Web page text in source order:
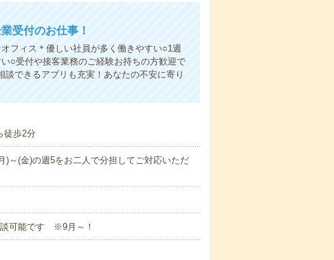
受付のお仕事！
フィス＊優しい社員が多く働きやすい○1週
○受付や接客業務のご経験お持ちの方歓迎で
できるアプリも充実！あなたの不安に寄り
徒歩2分
(金)の週5をお二人で分担してご対応いただ
可能です ※9月～！